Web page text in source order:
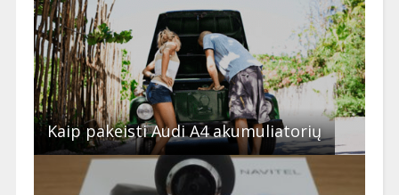
Kaip pakeisti Audi A4 akumuliatorių